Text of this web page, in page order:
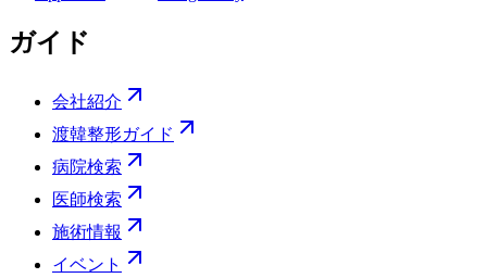
ガイド
会社紹介
渡韓整形ガイド
病院検索
医師検索
施術情報
イベント